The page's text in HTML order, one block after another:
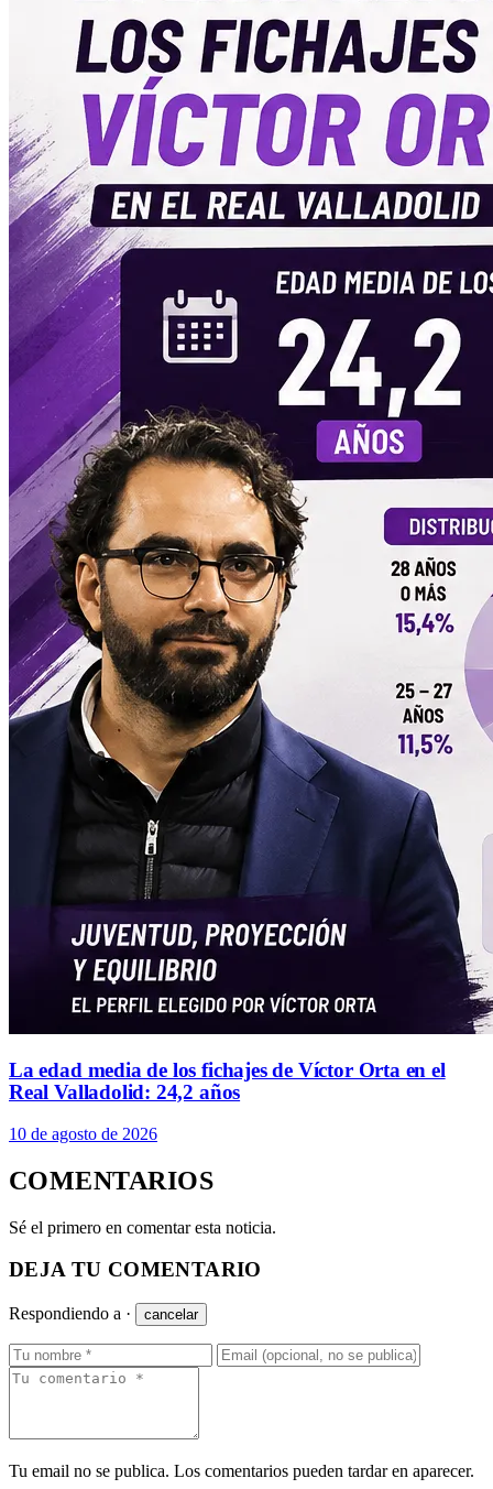
La edad media de los fichajes de Víctor Orta en el
Real Valladolid: 24,2 años
10 de agosto de 2026
COMENTARIOS
Sé el primero en comentar esta noticia.
DEJA TU COMENTARIO
Respondiendo a · cancelar
Tu email no se publica. Los comentarios pueden tardar en aparecer.